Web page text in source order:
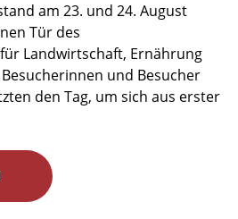
am 23. und 24. August
Tür des
Landwirtschaft, Ernährung
und Besucher
den Tag, um sich aus erster